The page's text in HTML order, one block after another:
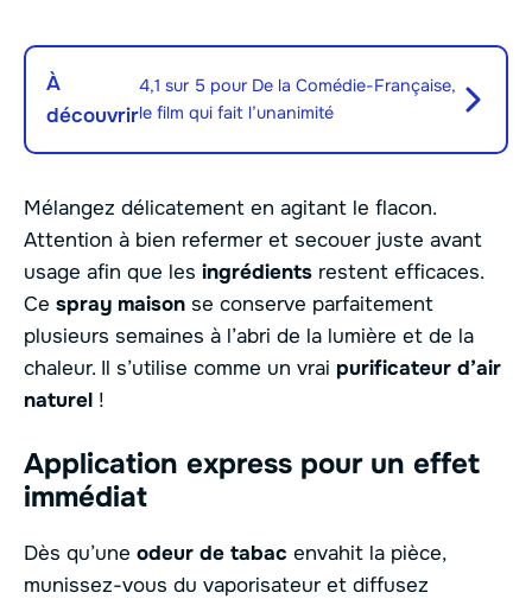
À
découvrir
4,1 sur 5 pour De la Comédie-Française,
le film qui fait l’unanimité
Mélangez délicatement en agitant le flacon.
Attention à bien refermer et secouer juste avant
usage afin que les ingrédients restent efficaces.
Ce spray maison se conserve parfaitement
plusieurs semaines à l’abri de la lumière et de la
chaleur. Il s’utilise comme un vrai purificateur d’air
naturel !
Application express pour un effet
immédiat
Dès qu’une odeur de tabac envahit la pièce,
munissez-vous du vaporisateur et diffusez